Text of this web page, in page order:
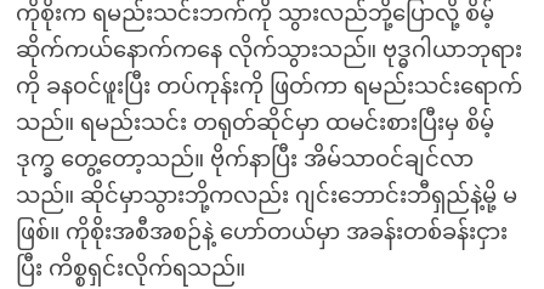
ကိုစိုးက ရမည်းသင်းဘက်ကို သွားလည်ဘို့ပြောလို့ စိမ့်
ဆိုက်ကယ်နောက်ကနေ လိုက်သွားသည်။ ဗုဒ္ဓဂါယာဘုရား
ကို ခနဝင်ဖူးပြီး တပ်ကုန်းကို ဖြတ်ကာ ရမည်းသင်းရောက်
သည်။ ရမည်းသင်း တရုတ်ဆိုင်မှာ ထမင်းစားပြီးမှ စိမ့်
ဒုက္ခ တွေ့တော့သည်။ ဗိုက်နာပြီး အိမ်သာဝင်ချင်လာ
သည်။ ဆိုင်မှာသွားဘို့ကလည်း ဂျင်းဘောင်းဘီရှည်နဲ့မို့ မ
ဖြစ်။ ကိုစိုးအစီအစဉ်နဲ့ ဟော်တယ်မှာ အခန်းတစ်ခန်းငှား
ပြီး ကိစ္စရှင်းလိုက်ရသည်။